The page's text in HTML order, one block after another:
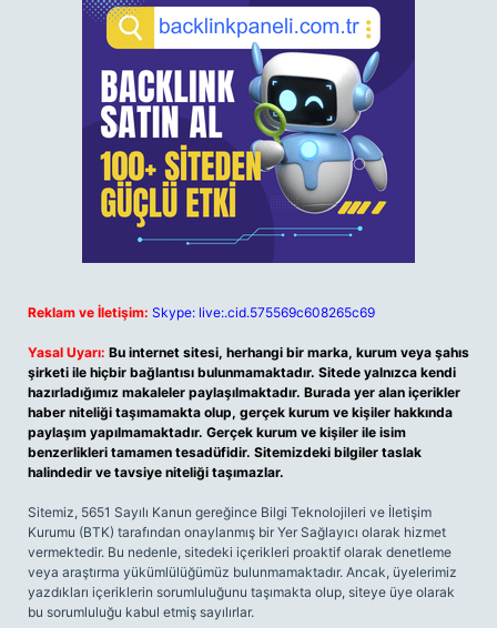
Reklam ve İletişim: Skype: live:.cid.575569c608265c69
Yasal Uyarı: Bu internet sitesi, herhangi bir marka, kurum veya şahıs
şirketi ile hiçbir bağlantısı bulunmamaktadır. Sitede yalnızca kendi
hazırladığımız makaleler paylaşılmaktadır. Burada yer alan içerikler
haber niteliği taşımamakta olup, gerçek kurum ve kişiler hakkında
paylaşım yapılmamaktadır. Gerçek kurum ve kişiler ile isim
benzerlikleri tamamen tesadüfidir. Sitemizdeki bilgiler taslak
halindedir ve tavsiye niteliği taşımazlar.
Sitemiz, 5651 Sayılı Kanun gereğince Bilgi Teknolojileri ve İletişim
Kurumu (BTK) tarafından onaylanmış bir Yer Sağlayıcı olarak hizmet
vermektedir. Bu nedenle, sitedeki içerikleri proaktif olarak denetleme
veya araştırma yükümlülüğümüz bulunmamaktadır. Ancak, üyelerimiz
yazdıkları içeriklerin sorumluluğunu taşımakta olup, siteye üye olarak
bu sorumluluğu kabul etmiş sayılırlar.